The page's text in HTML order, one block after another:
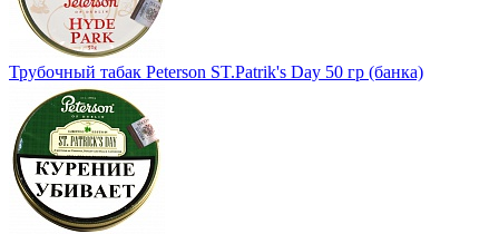
Трубочный табак Peterson ST.Patrik's Day 50 гр (банка)